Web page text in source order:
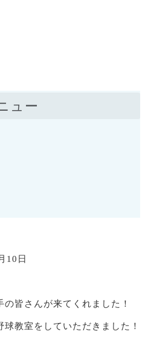
ュー
10日
の皆さんが来てくれました！
教室をしていただきました！